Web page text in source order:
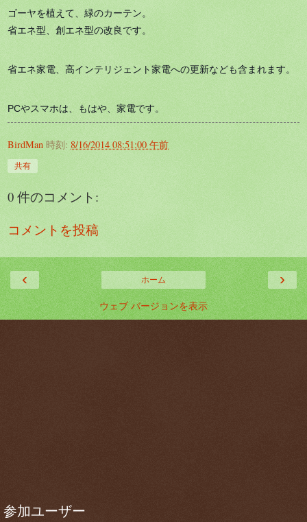
ゴーヤを植えて、緑のカーテン。
省エネ型、創エネ型の改良です。
省エネ家電、高インテリジェント家電への更新なども含まれます。
PCやスマホは、もはや、家電です。
BirdMan 時刻: 8/16/2014 08:51:00 午前
共有
0 件のコメント:
コメントを投稿
‹ ›
ホーム
ウェブ バージョンを表示
参加ユーザー